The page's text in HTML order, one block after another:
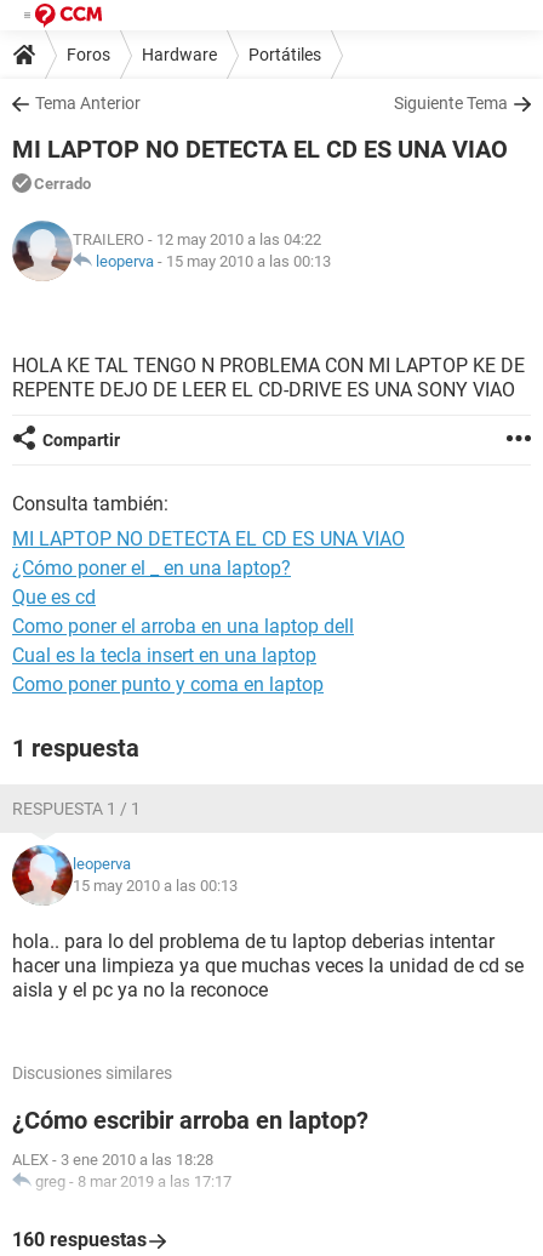
Foros Hardware Portátiles
Tema Anterior Siguiente Tema
MI LAPTOP NO DETECTA EL CD ES UNA VIAO
Cerrado
TRAILERO - 12 may 2010 a las 04:22
leoperva - 15 may 2010 a las 00:13
HOLA KE TAL TENGO N PROBLEMA CON MI LAPTOP KE DE
REPENTE DEJO DE LEER EL CD-DRIVE ES UNA SONY VIAO
Compartir
Consulta también:
MI LAPTOP NO DETECTA EL CD ES UNA VIAO
¿Cómo poner el _ en una laptop?
Que es cd
Como poner el arroba en una laptop dell
Cual es la tecla insert en una laptop
Como poner punto y coma en laptop
1 respuesta
RESPUESTA 1 / 1
leoperva
15 may 2010 a las 00:13
hola.. para lo del problema de tu laptop deberias intentar
hacer una limpieza ya que muchas veces la unidad de cd se
aisla y el pc ya no la reconoce
Discusiones similares
¿Cómo escribir arroba en laptop?
ALEX - 3 ene 2010 a las 18:28
greg - 8 mar 2019 a las 17:17
160 respuestas